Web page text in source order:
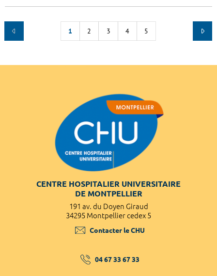
1 2 3 4 5
CENTRE HOSPITALIER UNIVERSITAIRE
DE MONTPELLIER
191 av. du Doyen Giraud
34295 Montpellier cedex 5
Contacter le CHU
04 67 33 67 33